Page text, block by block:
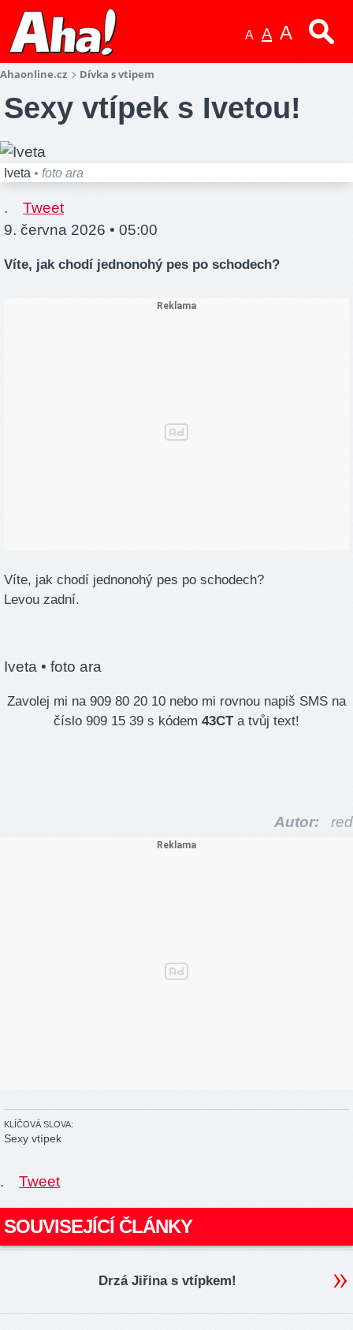
A A A
Ahaonline.cz Dívka s vtipem
Sexy vtípek s Ivetou!
Iveta • foto ara
.
Tweet
9. června 2026 • 05:00
Víte, jak chodí jednonohý pes po schodech?
Víte, jak chodí jednonohý pes po schodech?
Levou zadní.
Iveta • foto ara
Zavolej mi na 909 80 20 10 nebo mi rovnou napiš SMS na
číslo 909 15 39 s kódem 43CTa tvůj text!
Autor: red
KLÍČOVÁ SLOVA:
Sexy vtípek
. Tweet
SOUVISEJÍCÍ ČLÁNKY
Drzá Jiřina s vtípkem!